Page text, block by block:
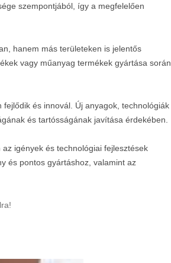
szempontjából, így a megfelelően
hanem más területeken is jelentős
vagy műanyag termékek gyártása során
és innovál. Új anyagok, technológiák
és tartósságának javítása érdekében.
igények és technológiai fejlesztések
és pontos gyártáshoz, valamint az